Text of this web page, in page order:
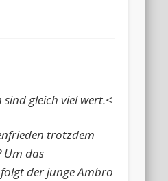
sind gleich viel wert.<
trotzdem
Um das
der junge Ambro